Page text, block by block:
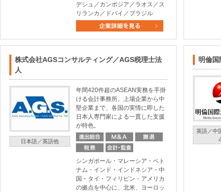
デシュ／カンボジア／ラオス／ス
リランカ／ドバイ／ブラジル
株式会社AGSコンサルティング／AGS税理士法
人
日本語／英語他
年間420件超のASEAN実務を手掛
ける会計事務所。上場企業から中
堅企業まで、各国の実情に即した
日本人専門家による一貫した支援
が特色。
シンガポール・マレーシア・ベト
ナム・インド・インドネシア・中
国・タイ・フィリピン・アメリカ
の拠点を中心に、北米、ヨーロッ
明倫国
英語／中